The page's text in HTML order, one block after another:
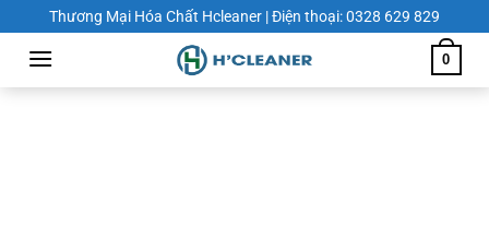
Chuyển
đến
dung
Thương Mại Hóa Chất Hcleaner | Điện thoại: 0328 629 829
0